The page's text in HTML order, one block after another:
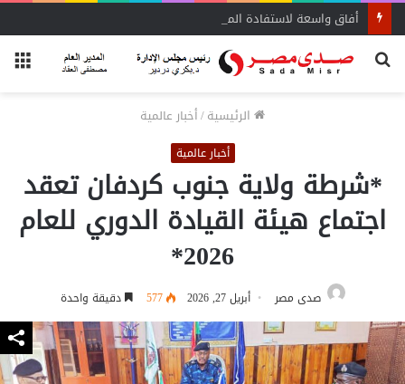
بحث
الرئيسية/أخبار عالمية
أخبار عالمية
*شرطة ولاية جنوب كردفان تعقد
اجتماع هيئة القيادة الدوري للعام
2026*
صدى مصر أبريل 27, 2026 577 دقيقة واحدة